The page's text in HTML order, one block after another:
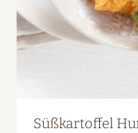
Süßkartoffel